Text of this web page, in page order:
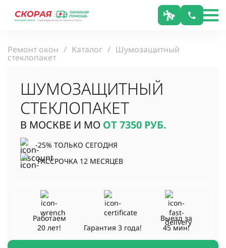
Ремонт окон Каталог Шумозащитный
стеклопакет
ШУМОЗАЩИТНЫЙ
СТЕКЛОПАКЕТ
В МОСКВЕ И МО ОТ 7350 РУБ.
-25% ТОЛЬКО СЕГОДНЯ
РАССРОЧКА 12 МЕСЯЦЕВ
Работаем
20 лет!
Гарантия3 года!
Выезд за
45 мин!